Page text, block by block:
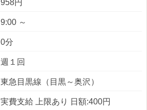
958円
9:00 ～
0分
週１回
東急目黒線（目黒～奥沢）
実費支給 上限あり 日額:400円